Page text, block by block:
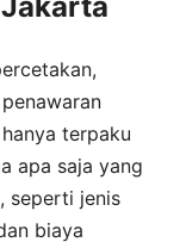
terpaku
apa saja yang
seperti jenis
biaya